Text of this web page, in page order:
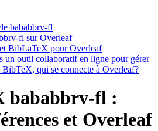
bababbrv-fl
fl sur Overleaf
BibLaTeX pour Overleaf
un outil collaboratif en ligne pour gérer
BibTeX, qui se connecte à Overleaf?
bababbrv-fl :
et Overleaf